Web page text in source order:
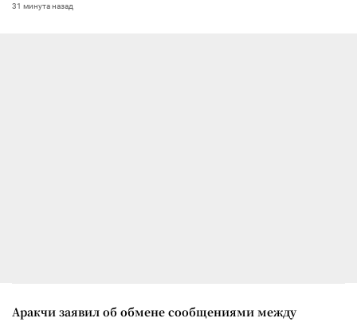
31 минута назад
Аракчи заявил об обмене сообщениями между